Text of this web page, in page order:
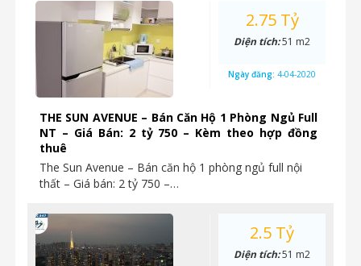
THE SUN AVENUE – Bán Căn Hộ 1 Phòng Ngủ Full
NT – Giá Bán: 2 tỷ 750 – Kèm theo hợp đồng
thuê
The Sun Avenue – Bán căn hộ 1 phòng ngủ full nội
thất – Giá bán: 2 tỷ 750 –…
2.75 Tỷ
Diện tích:51 m2
Ngày đăng: 4-04-2020
2.5 Tỷ
Diện tích:51 m2